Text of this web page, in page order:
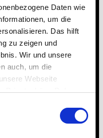
Daten wie
um die
Das hilft
zu zeigen und
Wir und unsere
auch, um die
Webseite
Privatsphäre. Daher